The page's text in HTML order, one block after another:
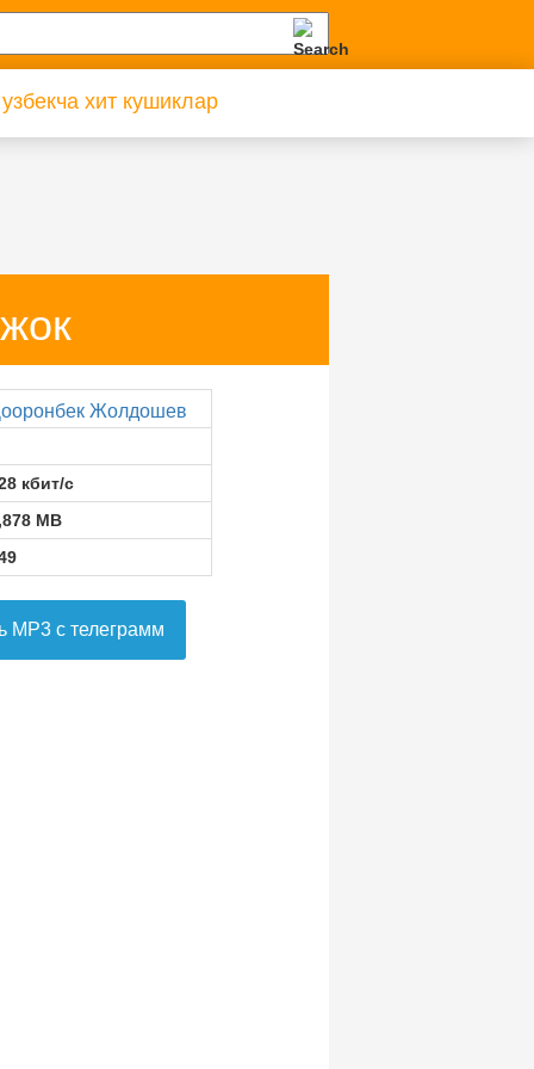
хит кушиклар
Жолдошев
кбит/с
MB
MP3 с телеграмм